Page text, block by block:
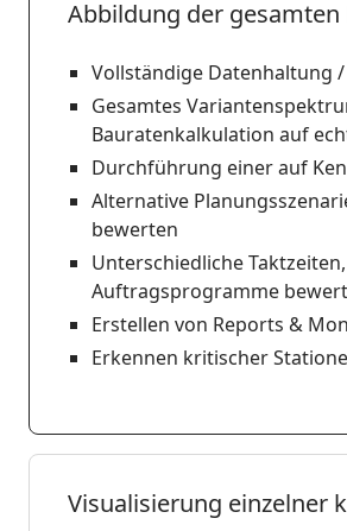
Abbildung der
Vollständige Datenhaltung
Gesamtes
Bauratenkalkulation auf
Durchführung einer auf
Alternative
bewerten
Unterschiedliche
Auftragsprogramme
Erstellen von Reports &
Erkennen kritischer
Visualisierung einzelner